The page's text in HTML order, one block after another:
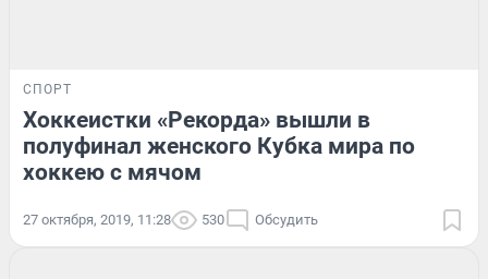
СПОРТ
Хоккеистки «Рекорда» вышли в
полуфинал женского Кубка мира по
хоккею с мячом
27 октября, 2019, 11:28 530 Обсудить